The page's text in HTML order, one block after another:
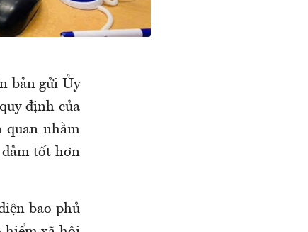
bản gửi Ủy
định của
quan nhằm
tốt hơn
bao phủ